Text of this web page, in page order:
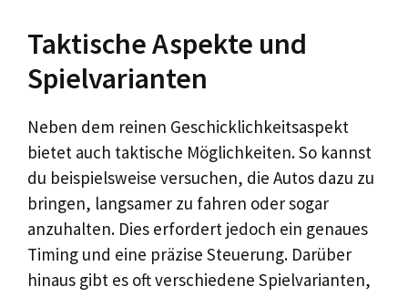
Taktische Aspekte und
Spielvarianten
Neben dem reinen Geschicklichkeitsaspekt
bietet auch taktische Möglichkeiten. So kannst
du beispielsweise versuchen, die Autos dazu zu
bringen, langsamer zu fahren oder sogar
anzuhalten. Dies erfordert jedoch ein genaues
Timing und eine präzise Steuerung. Darüber
hinaus gibt es oft verschiedene Spielvarianten,